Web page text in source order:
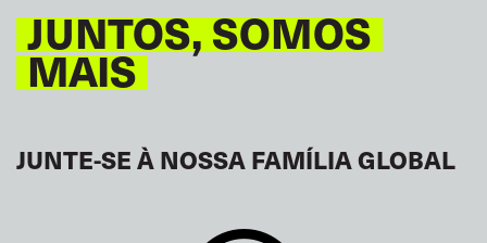
JUNTOS, SOMOS
MAIS
JUNTE-SE À NOSSA FAMÍLIA GLOBAL